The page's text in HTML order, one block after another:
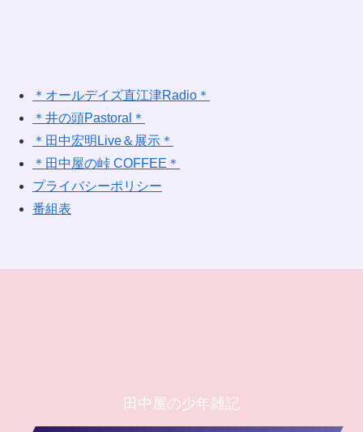
＊オールデイズ直江津Radio＊
＊井の頭Pastoral＊
＊田中宏明Live＆展示＊
＊田中屋の峠 COFFEE＊
プライバシーポリシー
番組表
田中屋の少年雑記